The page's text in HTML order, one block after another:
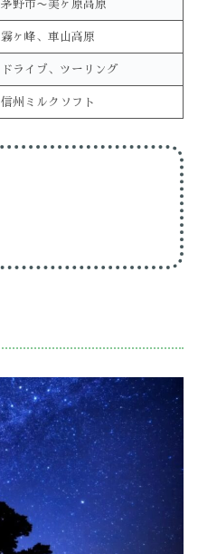
茅野市〜美ヶ原高原
霧ヶ峰、車山高原
ドライブ、ツーリング
信州ミルクソフト